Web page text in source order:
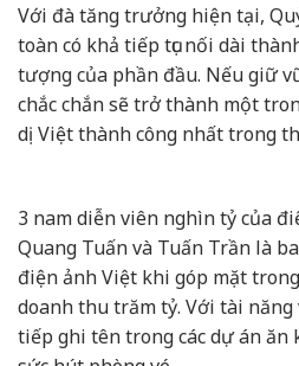
Với đà tăng trưởng hiện tại,
toàn có khả tiếp tục nối dài
tượng của phần đầu. Nếu giữ
chắc chắn sẽ trở thành một
dị Việt thành công nhất trong
3 nam diễn viên nghìn tỷ của
Quang Tuấn và Tuấn Trần là
điện ảnh Việt khi góp mặt
doanh thu trăm tỷ. Với tài
tiếp ghi tên trong các dự án ăn